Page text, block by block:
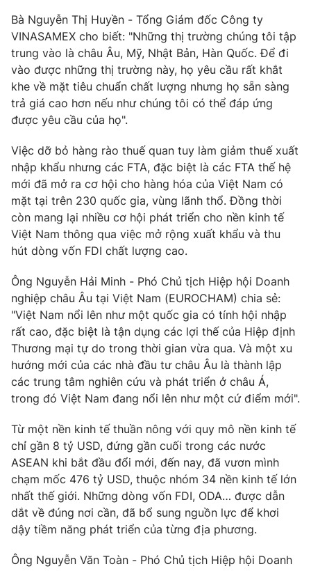
Shorts video
VTV Money VTV Thể thao
VTV Sức khoẻ Bất động sản
Thị trường 24h
VTV4 Vươn mình bằng AI
VTV9 VTV8
Liên hệ tòa soạn English
THỜI BÁO VTV
Theo dõi báo trên
Cơ quan chủ quản: Đài Truyền hình Việt Nam
Cơ quan báo chí:Thời báo VTV
Giấy phép hoạt động báo in và báo điện tử số 483/GP-BTTTT
cấp ngày 29/12/2023
Tổng Biên tập:
Vũ Thanh Thủy
Phó Tổng Biên tập:Nguyễn Thị Mỹ Hạnh, Phạm Quốc Thắng,
Nguyễn Trọng Ninh
Tổng đài VTV: 024.38 355 931 - 024.38 355 932
Bà Nguyễn Thị Huyền - Tổng Giám đốc Công ty
VINASAMEX cho biết: "Những thị trường chúng tôi tập
trung vào là châu Âu, Mỹ, Nhật Bản, Hàn Quốc. Để đi
vào được những thị trường này, họ yêu cầu rất khắt
khe về mặt tiêu chuẩn chất lượng nhưng họ sẵn sàng
trả giá cao hơn nếu như chúng tôi có thể đáp ứng
được yêu cầu của họ".
Việc dỡ bỏ hàng rào thuế quan tuy làm giảm thuế xuất
nhập khẩu nhưng các FTA, đặc biệt là các FTA thế hệ
mới đã mở ra cơ hội cho hàng hóa của Việt Nam có
mặt tại trên 230 quốc gia, vùng lãnh thổ. Đồng thời
còn mang lại nhiều cơ hội phát triển cho nền kinh tế
Việt Nam thông qua việc mở rộng xuất khẩu và thu
hút dòng vốn FDI chất lượng cao.
Ông Nguyễn Hải Minh - Phó Chủ tịch Hiệp hội Doanh
nghiệp châu Âu tại Việt Nam (EUROCHAM) chia sẻ:
"Việt Nam nổi lên như một quốc gia có tính hội nhập
rất cao, đặc biệt là tận dụng các lợi thế của Hiệp định
Thương mại tự do trong thời gian vừa qua. Và một xu
hướng mới của các nhà đầu tư châu Âu là thành lập
các trung tâm nghiên cứu và phát triển ở châu Á,
trong đó Việt Nam đang nổi lên như một cứ điểm mới".
Từ một nền kinh tế thuần nông với quy mô nền kinh tế
chỉ gần 8 tỷ USD, đứng gần cuối trong các nước
ASEAN khi bắt đầu đổi mới, đến nay, đã vươn mình
chạm mốc 476 tỷ USD, thuộc nhóm 34 nền kinh tế lớn
nhất thế giới. Những dòng vốn FDI, ODA… được dẫn
dắt về đúng nơi cần, đã bổ sung nguồn lực để khơi
dậy tiềm năng phát triển của từng địa phương.
Ông Nguyễn Văn Toàn - Phó Chủ tịch Hiệp hội Doanh